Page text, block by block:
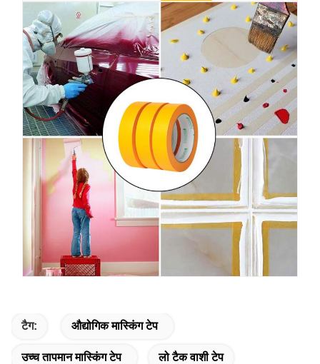
टैग: औद्योगिक मास्किंग टेप
उच्च तापमान मास्किंग टेप लो टैक वाशी टेप